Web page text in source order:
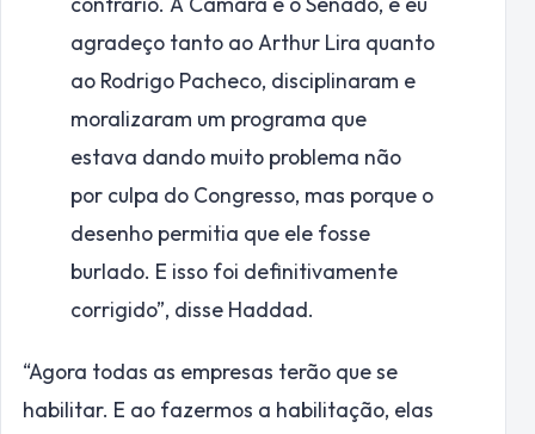
agradeço tanto ao Arthur Lira quanto
ao Rodrigo Pacheco, disciplinaram e
moralizaram um programa que
estava dando muito problema não
por culpa do Congresso, mas porque o
desenho permitia que ele fosse
burlado. E isso foi definitivamente
corrigido”, disse Haddad.
“Agora todas as empresas terão que se
habilitar. E ao fazermos a habilitação, elas